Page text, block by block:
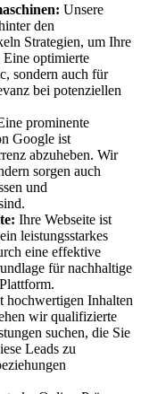
Unsere
den
Strategien, um Ihre
Eine optimierte
sondern auch für
bei potenziellen
prominente
Google ist
abzuheben. Wir
sorgen auch
und
Ihre Webseite ist
leistungsstarkes
eine effektive
für nachhaltige
hochwertigen Inhalten
wir qualifizierte
suchen, die Sie
Leads zu